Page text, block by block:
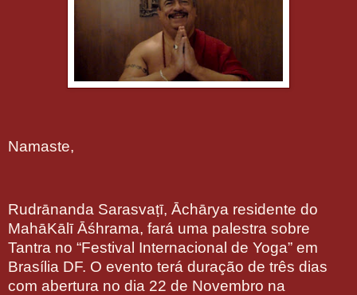
Namaste,
Rudrānanda Sarasvaṭī, Āchārya residente do
MahāKālī Āśhrama, fará uma palestra sobre
Tantra no “Festival Internacional de Yoga” em
Brasília DF. O evento terá duração de três dias
com abertura no dia 22 de Novembro na